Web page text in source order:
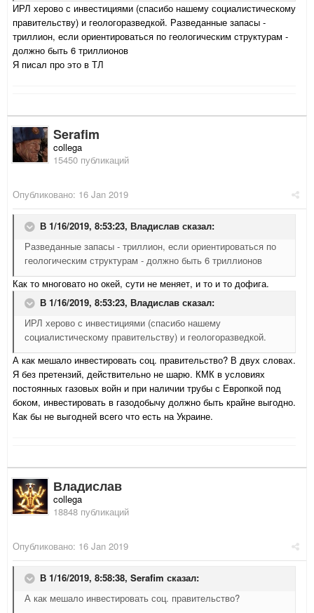
ИРЛ херово с инвестициями (спасибо нашему социалистическому
правительству) и геологоразведкой. Разведанные запасы -
триллион, если ориентироваться по геологическим структурам -
должно быть 6 триллионов
Я писал про это в ТЛ
Serafim
collega
15450 публикаций
Опубликовано: 16 Jan 2019
В 1/16/2019, 8:53:23, Владислав сказал:
Разведанные запасы - триллион, если ориентироваться по
геологическим структурам - должно быть 6 триллионов
Как то многовато но окей, сути не меняет, и то и то дофига.
В 1/16/2019, 8:53:23, Владислав сказал:
ИРЛ херово с инвестициями (спасибо нашему
социалистическому правительству) и геологоразведкой.
А как мешало инвестировать соц. правительство? В двух словах.
Я без претензий, действительно не шарю. КМК в условиях
постоянных газовых войн и при наличии трубы с Европкой под
боком, инвестировать в газодобычу должно быть крайне выгодно.
Как бы не выгодней всего что есть на Украине.
Владислав
collega
18848 публикаций
Опубликовано: 16 Jan 2019
В 1/16/2019, 8:58:38, Serafim сказал:
А как мешало инвестировать соц. правительство?